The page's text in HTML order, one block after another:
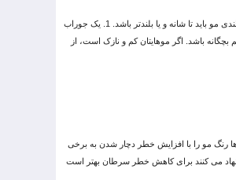
این مدل مو برای کلاس رقص باله بسیار مناسب می باشد. برای این مدل، بلندی مو باید تا شانه و یا بلندتر باشد. 1. یک جوراب
باشد. اگر موهایتان کم و نازک است، از
رنگ مو را با افزایش خطر دچار شدن به برخی
می کنند برای کاهش خطر سرطان بهتر است